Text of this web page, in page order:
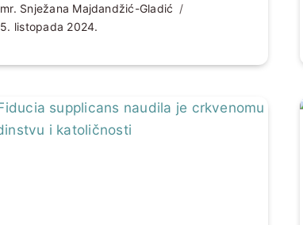
mr. Snježana Majdandžić-Gladić
5. listopada 2024.